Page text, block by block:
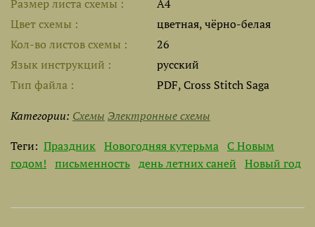
Размер листа cхемы
A4
Цвет схемы
цветная, чёрно-белая
Кол-во листов схемы
26
Язык инструкций
русский
Тип файла
PDF, Cross Stitch Saga
Категории: Схемы Электронные схемы
Теги: Праздник Новогодняя кутерьма С Новым
годом! письменность день летних саней Новый год